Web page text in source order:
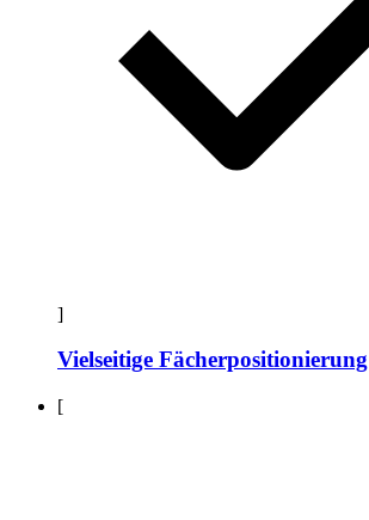
]
Vielseitige Fächerpositionierung
[